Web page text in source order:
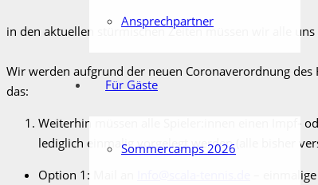
Ansprechpartner
Für Gäste
Sommercamps 2026
in den aktuellen stürmischen Zeiten müssen wir alle
Wir werden aufgrund der neuen Coronaverordnung
das:
Weiterhin müssen alle Spieler:innen einen Impf-
lediglich einmalig vorgelegt werden (alle bisher
Option 1: Mail an
–